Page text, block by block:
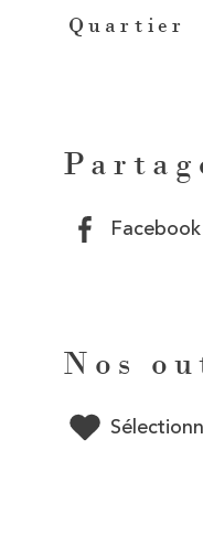
Quartier
Facebook
Nos